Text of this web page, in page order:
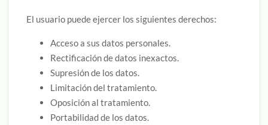
El usuario puede ejercer los siguientes derechos:
Acceso a sus datos personales.
Rectificación de datos inexactos.
Supresión de los datos.
Limitación del tratamiento.
Oposición al tratamiento.
Portabilidad de los datos.